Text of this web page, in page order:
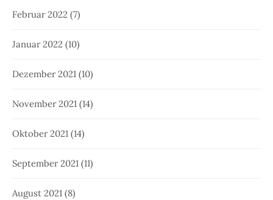
Februar 2022 (7)
Januar 2022 (10)
Dezember 2021 (10)
November 2021 (14)
Oktober 2021 (14)
September 2021 (11)
August 2021 (8)